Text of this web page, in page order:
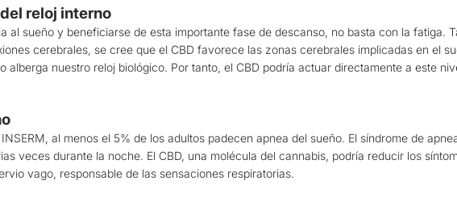
reloj interno
al sueño y beneficiarse de esta importante fase de descanso, no basta con la fatiga.
cerebrales, se cree que el CBD favorece las zonas cerebrales implicadas en el
alberga nuestro reloj biológico. Por tanto, el CBD podría actuar directamente a este
al menos el 5% de los adultos padecen apnea del sueño. El síndrome de
veces durante la noche. El CBD, una molécula del cannabis, podría reducir los
vago, responsable de las sensaciones respiratorias.